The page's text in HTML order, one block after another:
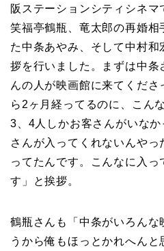
阪ステーションシティシネマ
笑福亭鶴瓶、竜太郎の再婚相
た中条あやみ、そして中村
拶を行いました。まずは中条
んの人が映画館に来てくだ
ら2ヶ月経ってるのに、こん
3、4人しかお客さんがいな
さんが入ってくれないんや
ってたんです。こんなに入
す」と挨拶。
鶴瓶さんも「中条がいろんな
うから俺もほっとかれへん